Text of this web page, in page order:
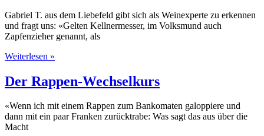
Gabriel T. aus dem Liebefeld gibt sich als Weinexperte zu erkennen
und fragt uns: «Gelten Kellnermesser, im Volksmund auch
Zapfenzieher genannt, als
Weiterlesen »
Der Rappen-Wechselkurs
«Wenn ich mit einem Rappen zum Bankomaten galoppiere und
dann mit ein paar Franken zurücktrabe: Was sagt das aus über die
Macht